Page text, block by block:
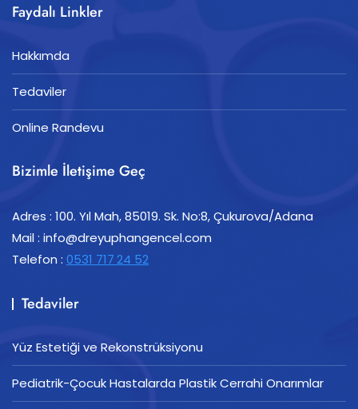
Faydalı Linkler
Hakkımda
Tedaviler
Online Randevu
Bizimle İletişime Geç
Adres : 100. Yıl Mah, 85019. Sk. No:8, Çukurova/Adana
Mail : info@dreyuphangencel.com
Telefon : 0531 71724 52
Tedaviler
Yüz Estetiği ve Rekonstrüksiyonu
Pediatrik-Çocuk Hastalarda Plastik Cerrahi Onarımlar